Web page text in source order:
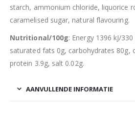
starch, ammonium chloride, liquorice
caramelised sugar, natural flavouring.
Nutritional/100g: Energy 1396 kJ/
saturated fats 0g, carbohydrates 80g,
protein 3.9g, salt 0.02g.
AANVULLENDE INFORMATIE